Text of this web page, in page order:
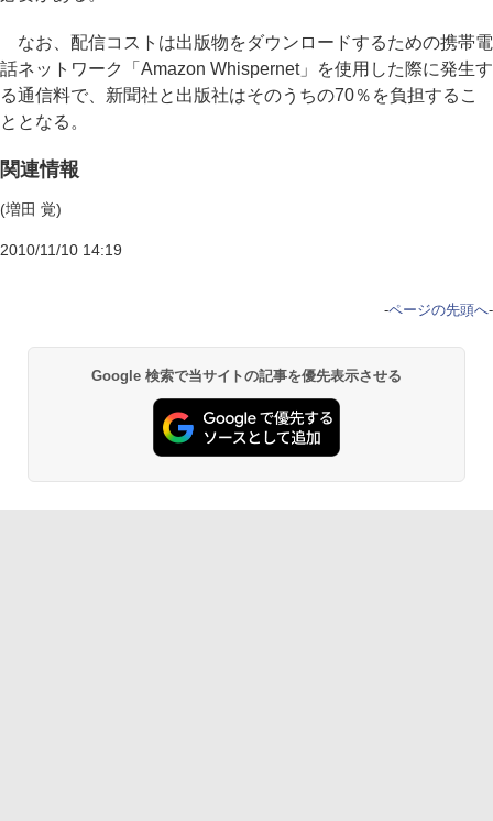
なお、配信コストは出版物をダウンロードするための携帯電
話ネットワーク「Amazon Whispernet」を使用した際に発生す
る通信料で、新聞社と出版社はそのうちの70％を負担するこ
ととなる。
関連情報
(増田 覚)
2010/11/10 14:19
-ページの先頭へ-
Google 検索で当サイトの記事を優先表示させる